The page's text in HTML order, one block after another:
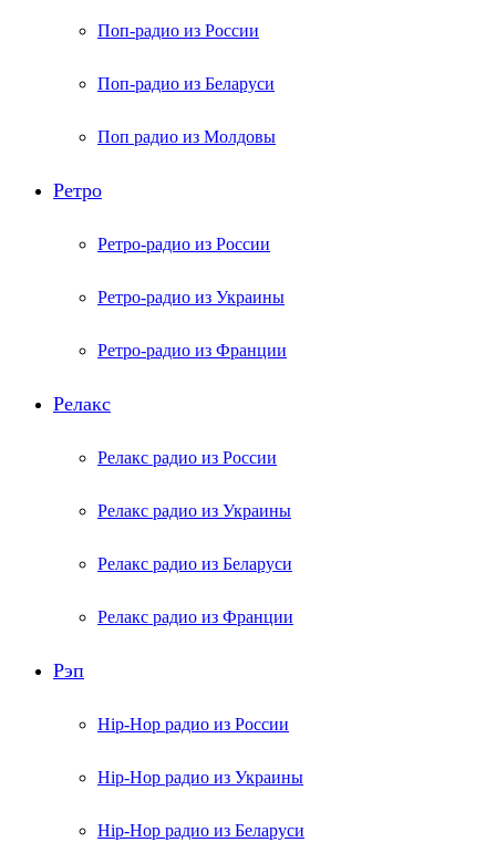
Поп-радио из России
Поп-радио из Беларуси
Поп радио из Молдовы
Ретро
Ретро-радио из России
Ретро-радио из Украины
Ретро-радио из Франции
Релакс
Релакс радио из России
Релакс радио из Украины
Релакс радио из Беларуси
Релакс радио из Франции
Рэп
Hip-Hop радио из России
Hip-Hop радио из Украины
Hip-Hop радио из Беларуси